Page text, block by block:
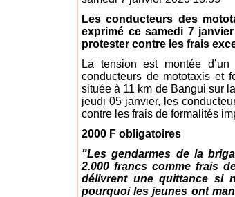
Les conducteurs des
exprimé ce samedi 7
protester contre les frais
La tension est montée
conducteurs de mototaxis et
située à 11 km de Bangui sur
jeudi 05 janvier, les
contre les frais de formalités
2000 F obligatoires
"Les gendarmes de la
2.000 francs comme frais
délivrent une quittance si
pourquoi les jeunes ont